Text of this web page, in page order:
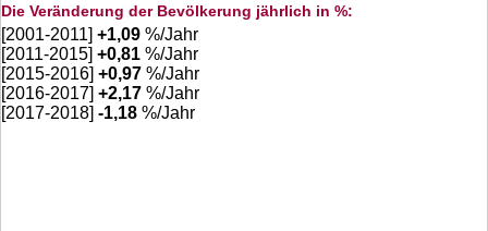
Die Veränderung der Bevölkerung jährlich in %:
[2001-2011] +1,09 %/Jahr
[2011-2015] +0,81 %/Jahr
[2015-2016] +0,97 %/Jahr
[2016-2017] +2,17 %/Jahr
[2017-2018] -1,18 %/Jahr